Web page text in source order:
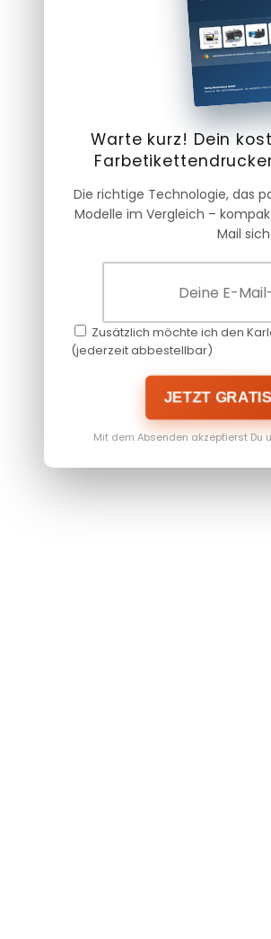
Warte kurz! Dein
Die richtige Technologie, das
Modelle im Vergleich –
Mail
Zusätzlich möchte ich den
(jederzeit abbestellbar)
JETZT
Mit dem Absenden akzeptierst Du